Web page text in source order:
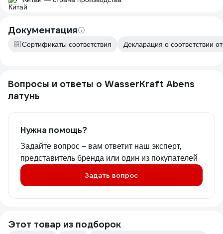
Документация
Сертификаты соответствия Декларация о соответствии
Вопросы и ответы о WasserKraft Abens
латунь
Нужна помощь?
Задайте вопрос – вам ответит наш эксперт,
представитель бренда или один из покупателей
Задать вопрос
Этот товар из подборок